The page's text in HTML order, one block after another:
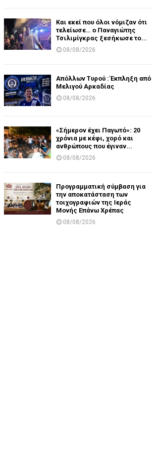
Και εκεί που όλοι νόμιζαν ότι
τελείωσε… ο Παναγιώτης
Τσιλιμίγκρας ξεσήκωσε το...
08/08/2026
Απόλλων Τυρού : Έκπληξη από
Μελιγού Αρκαδίας
08/08/2026
«Σήμερον έχει Παγωτό»: 20
χρόνια με κέφι, χορό και
ανθρώπους που έγιναν...
08/08/2026
Προγραμματική σύμβαση για
την αποκατάσταση των
τοιχογραφιών της Ιεράς
Μονής Επάνω Χρέπας
08/08/2026